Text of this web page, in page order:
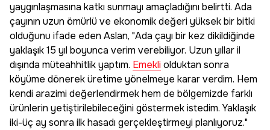
yaygınlaşmasına katkı sunmayı amaçladığını belirtti. Ada
çayının uzun ömürlü ve ekonomik değeri yüksek bir bitki
olduğunu ifade eden Aslan, "Ada çayı bir kez dikildiğinde
yaklaşık 15 yıl boyunca verim verebiliyor. Uzun yıllar il
dışında müteahhitlik yaptım. Emekliolduktan sonra
köyüme dönerek üretime yönelmeye karar verdim. Hem
kendi arazimi değerlendirmek hem de bölgemizde farklı
ürünlerin yetiştirilebileceğini göstermek istedim. Yaklaşık
iki-üç ay sonra ilk hasadı gerçekleştirmeyi planlıyoruz."